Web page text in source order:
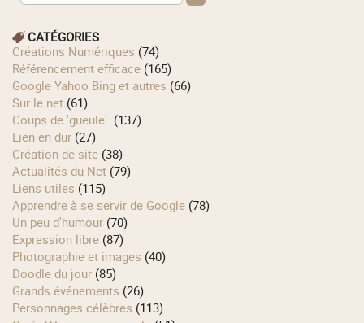
CATÉGORIES
Créations Numériques (74)
Référencement efficace (165)
Google Yahoo Bing et autres (66)
Sur le net (61)
Coups de 'gueule'. (137)
Lien en dur (27)
Création de site (38)
Actualités du Net (79)
Liens utiles (115)
Apprendre à se servir de Google (78)
Un peu d'humour (70)
Expression libre (87)
Photographie et images (40)
Doodle du jour (85)
Grands événements (26)
Personnages célèbres (113)